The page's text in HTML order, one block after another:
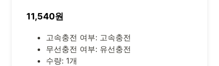
11,540원
고속충전 여부: 고속충전
무선충전 여부: 유선충전
수량: 1개